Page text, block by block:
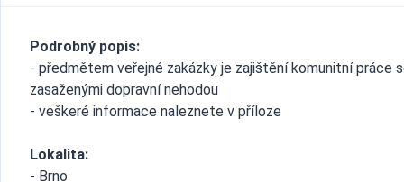
Podrobný popis:
- předmětem veřejné zakázky je zajištění komunitní práce
zasaženými dopravní nehodou
- veškeré informace naleznete v příloze
Lokalita:
- Brno